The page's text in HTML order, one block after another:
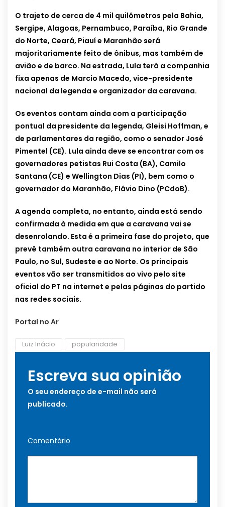
O trajeto de cerca de 4 mil quilômetros pela Bahia,
Sergipe, Alagoas, Pernambuco, Paraíba, Rio Grande
do Norte, Ceará, Piauí e Maranhão será
majoritariamente feito de ônibus, mas também de
avião e de barco. Na estrada, Lula terá a companhia
fixa apenas de Marcio Macedo, vice-presidente
nacional da legenda e organizador da caravana.
Os eventos contam ainda com a participação
pontual da presidente da legenda, Gleisi Hoffman, e
de parlamentares da região, como o senador José
Pimentel (CE). Lula ainda deve se encontrar com os
governadores petistas Rui Costa (BA), Camilo
Santana (CE) e Wellington Dias (PI), bem como o
governador do Maranhão, Flávio Dino (PCdoB).
A agenda completa, no entanto, ainda está sendo
confirmada à medida em que a caravana vai se
desenrolando. Esta é a primeira fase do projeto, que
prevê também outra caravana no interior de São
Paulo, no Sul, Sudeste e ao Norte. Os principais
eventos vão ser transmitidos ao vivo pelo site
oficial do PT na internet e pelas páginas do partido
nas redes sociais.
Portal no Ar
Luiz Inácio popularidade
Escreva sua opinião
O seu endereço de e-mail não será
publicado.
Comentário